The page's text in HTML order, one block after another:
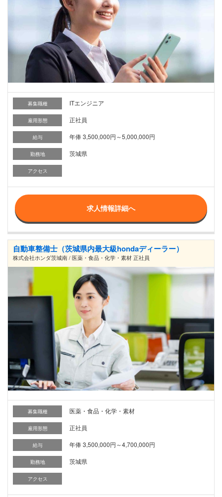
募集職種 ITエンジニア
雇用形態 正社員
給与 年俸 3,500,000円～5,000,000円
勤務地 茨城県
アクセス
求人情報詳細へ
自動車整備士（茨城県内最大級hondaディーラー）
株式会社ホンダ茨城南 / 医薬・食品・化学・素材 正社員
募集職種 医薬・食品・化学・素材
雇用形態 正社員
給与 年俸 3,500,000円～4,700,000円
勤務地 茨城県
アクセス